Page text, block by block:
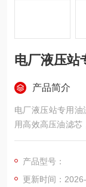
电厂液压站
产品简介
电厂液压站专用
用高效高压油滤芯
构，过滤精度
网，密封件耐油
电厂液压站油路中
产品型号：
更新时间：